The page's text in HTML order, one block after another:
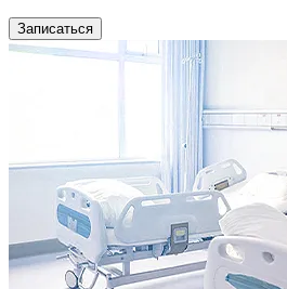
Записаться